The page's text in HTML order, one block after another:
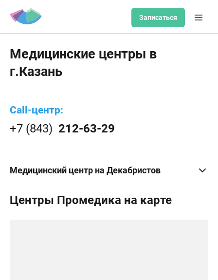
Записаться
Медицинские центры в
г.Казань
Call-центр:
+7 (843) 212-63-29
Медицинский центр на Декабристов
Центры Промедика на карте